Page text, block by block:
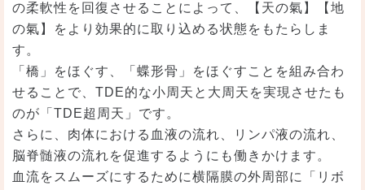
の柔軟性を回復させることによって、【天の氣】【地
の氣】をより効果的に取り込める状態をもたらしま
す。
「橋」をほぐす、「蝶形骨」をほぐすことを組み合わ
せることで、TDE的な小周天と大周天を実現させたも
のが「TDE超周天」です。
さらに、肉体における血液の流れ、リンパ液の流れ、
脳脊髄液の流れを促進するようにも働きかけます。
血流をスムーズにするために横隔膜の外周部に「リボ